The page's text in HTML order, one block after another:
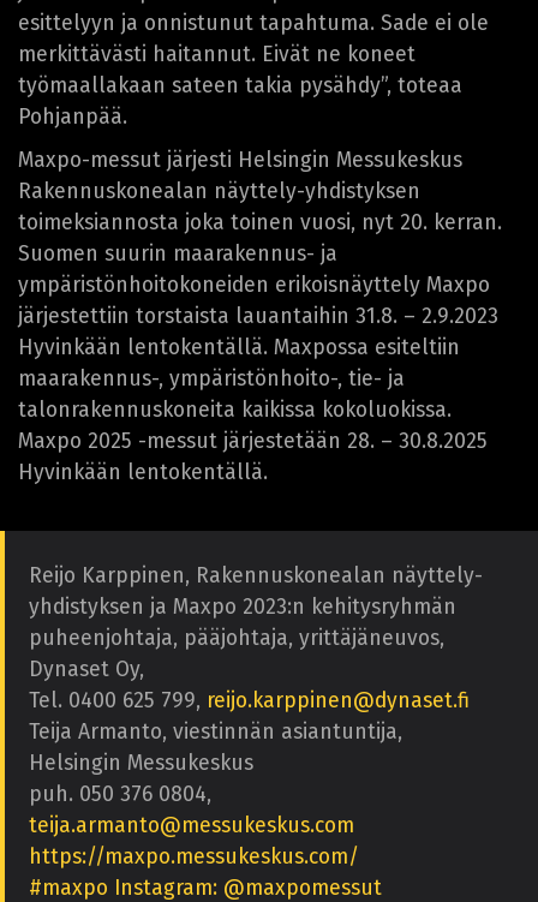
esittelyyn ja onnistunut tapahtuma. Sade ei ole
merkittävästi haitannut. Eivät ne koneet
työmaallakaan sateen takia pysähdy”, toteaa
Pohjanpää.
Maxpo-messut järjesti Helsingin Messukeskus
Rakennuskonealan näyttely-yhdistyksen
toimeksiannosta joka toinen vuosi, nyt 20. kerran.
Suomen suurin maarakennus- ja
ympäristönhoitokoneiden erikoisnäyttely Maxpo
järjestettiin torstaista lauantaihin 31.8. – 2.9.2023
Hyvinkään lentokentällä. Maxpossa esiteltiin
maarakennus-, ympäristönhoito-, tie- ja
talonrakennuskoneita kaikissa kokoluokissa.
Maxpo 2025 -messut järjestetään 28. – 30.8.2025
Hyvinkään lentokentällä.
Reijo Karppinen, Rakennuskonealan näyttely-
yhdistyksen ja Maxpo 2023:n kehitysryhmän
puheenjohtaja, pääjohtaja, yrittäjäneuvos,
Dynaset Oy,
Tel. 0400 625 799, reijo.karppinen@dynaset.fi
Teija Armanto, viestinnän asiantuntija,
Helsingin Messukeskus
puh. 050 376 0804,
teija.armanto@messukeskus.com
https://maxpo.messukeskus.com/
#maxpo Instagram: @maxpomessut